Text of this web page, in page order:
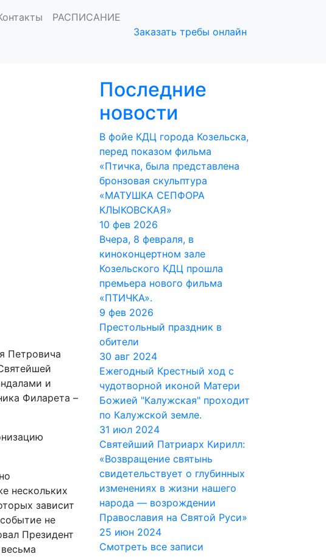
РАСПИСАНИЕ
Заказать требы онлайн
В КИЕВЕ:
ЗА КАДРОМ
Петровича
и
Филарета –
нескольких
зависит
не
Президент
Последние
новости
В фойе КДЦ города Козельска,
перед показом фильма
«Птичка, была представлена
бронзовая скульптура
«МАТУШКА СЕПФОРА
КЛЫКОВСКАЯ»
10 фев 2026
Вчера, 8 февраля, в
киноконцертном зале
Козельского КДЦ прошла
премьера нового фильма
«ПТИЧКА».
9 фев 2026
Престольный праздник в
обители
30 авг 2024
Ежегодный Крестный ход с
чудотворной иконой Матери
Божией "Калужская" проходит
по Калужской земле.
31 июл 2024
Святейший Патриарх Кирилл:
«Возвращение святынь
свидетельствует о глубинных
изменениях в жизни нашего
народа — возрождении
Православия на Святой Руси»
25 июн 2024
Смотреть все записи